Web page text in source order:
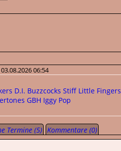
06:54
D.I. Buzzcocks Stiff Little Fingers
GBH Iggy Pop
Termine (5)
Kommentare (0)